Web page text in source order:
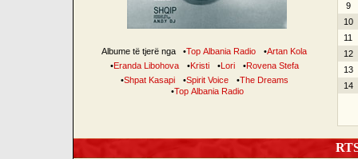
Albume të tjerë nga •Top Albania Radio •Artan Kola
•Eranda Libohova •Kristi •Lori •Rovena Stefa
•Shpat Kasapi •Spirit Voice •The Dreams
•Top Albania Radio
9
10
11
12
13
14